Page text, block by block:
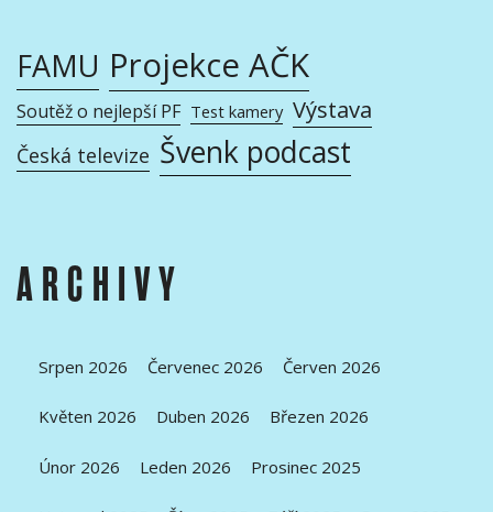
FAMU Projekce AČK
Soutěž o nejlepší PF Test kamery Výstava
Česká televize Švenk podcast
ARCHIVY
Srpen 2026 Červenec 2026 Červen 2026
Květen 2026 Duben 2026 Březen 2026
Únor 2026 Leden 2026 Prosinec 2025